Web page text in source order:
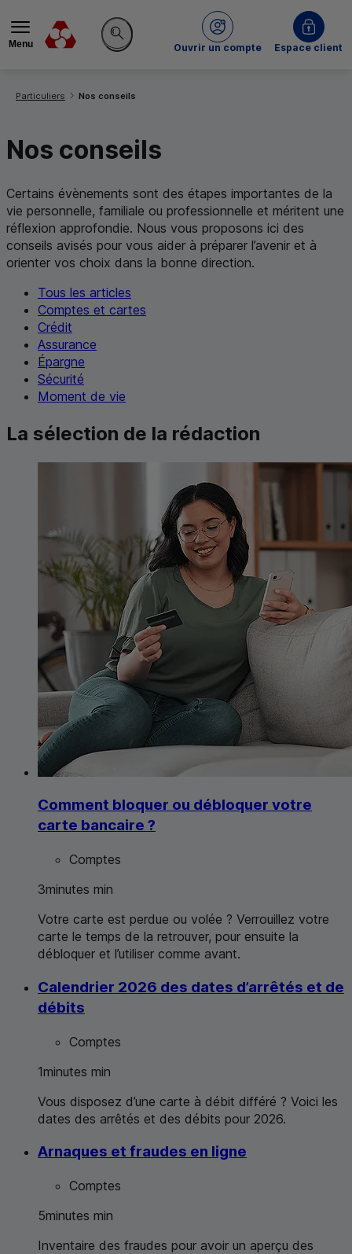
Menu
Rechercher sur le site
Ouvrir un compte
du Crédit MutuelEspace client
Particuliers Nos conseils
Nos conseils
Certains évènements sont des étapes importantes de la
vie personnelle, familiale ou professionnelle et méritent une
réflexion approfondie. Nous vous proposons ici des
conseils avisés pour vous aider à préparer l’avenir et à
orienter vos choix dans la bonne direction.
Tous les articles
Comptes et cartes
Crédit
Assurance
Épargne
Sécurité
Moment de vie
La sélection de la rédaction
Comment bloquer ou débloquer votre
carte bancaire ?
Comptes
3minutes min
Votre carte est perdue ou volée ? Verrouillez votre
carte le temps de la retrouver, pour ensuite la
débloquer et l’utiliser comme avant.
Calendrier 2026 des dates d’arrêtés et de
débits
Comptes
1minutes min
Vous disposez d’une carte à débit différé ? Voici les
dates des arrêtés et des débits pour 2026.
Arnaques et fraudes en ligne
Comptes
5minutes min
Inventaire des fraudes pour avoir un aperçu des